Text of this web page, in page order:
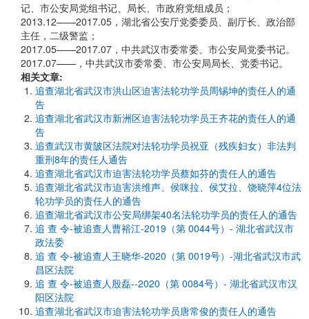
记、市公安局党组书记、局长、市政府党组成员；
2013.12——2017.05，湖北省公安厅党委委员、副厅长、政治部
主任，二级警监；
2017.05——2017.07，中共武汉市委常委、市公安局党委书记。
2017.07——，中共武汉市委常委、市公安局局长、党委书记。
相关文章:
追查湖北省武汉市洪山区迫害法轮功学员周锡坤的责任人的通
告
追查湖北省武汉市新洲区迫害法轮功学员王齐花的责任人的通
告
追查武汉市黄陂区法院对法轮功学员祝亚（残疾妇女）非法判
重刑8年的责任人通告
追查湖北省武汉市迫害法轮功学员蔡如芬的责任人的通告
追查湖北省武汉市迫害洪维声、侯咪拉、侯艾拉、饶晓萍4位法
轮功学员的责任人的通告
追查湖北省武汉市公安局绑架40名法轮功学员的责任人的通告
追 查 令-被追查人曹裕江-2019（第 0044号）- 湖北省武汉市
政法委
追 查 令-被追查人王晓华-2020（第 0019号）-湖北省武汉市武
昌区法院
追 查 令-被追查人殷磊--2020（第 0084号）- 湖北省武汉市汉
阳区法院
追查湖北省武汉市迫害法轮功学员唐常俊的责任人的通告